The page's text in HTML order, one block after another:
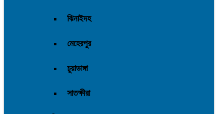
ঝিনাইদহ
মেহেরপুর
চুয়াডাঙ্গা
সাতক্ষীরা